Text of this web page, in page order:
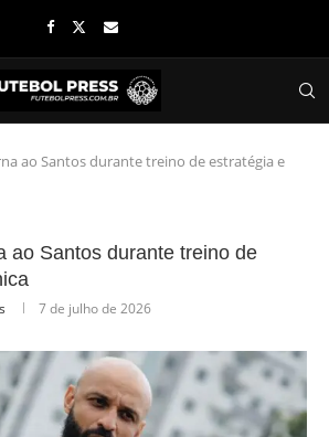
ao Santos durante treino de estratégia e
ao Santos durante treino de
7 de julho de 2026